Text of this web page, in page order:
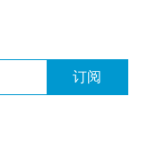
订阅